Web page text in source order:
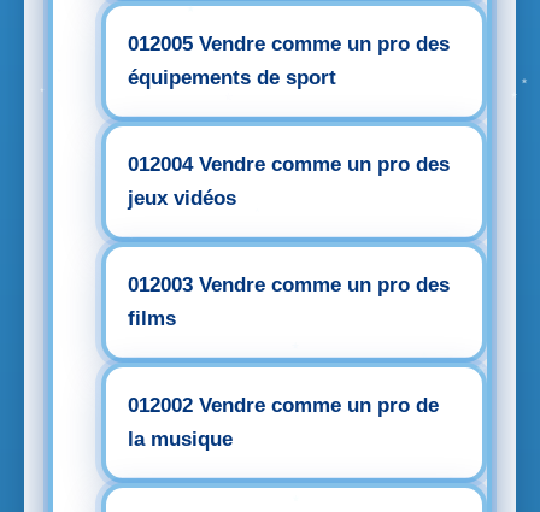
012005 Vendre comme un pro des
équipements de sport
012004 Vendre comme un pro des
jeux vidéos
012003 Vendre comme un pro des
films
012002 Vendre comme un pro de
la musique